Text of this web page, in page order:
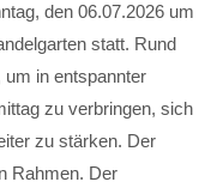
den 06.07.2026 um
statt. Rund
in entspannter
zu verbringen, sich
zu stärken. Der
Rahmen. Der